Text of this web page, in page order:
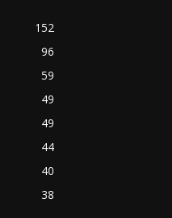
152
96
59
49
49
44
40
38